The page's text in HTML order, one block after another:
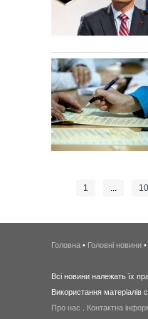
1 ... 10
Головна • Головні новини •
Всі новини належать їх
Використання матеріалів
Про нас
Контактна